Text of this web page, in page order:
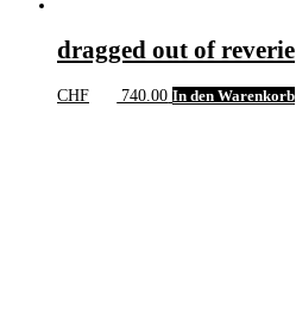
dragged out of reverie
CHF 740.00 In den Warenkorb